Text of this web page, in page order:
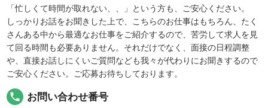
「忙しくて時間が取れない、、」という方も、ご安心ください。
しっかりお話をお聞きした上で、こちらのお仕事はもちろん、たく
さんある中から最適なお仕事をご紹介するので、苦労して求人を見
て回る時間も必要ありません。それだけでなく、面接の日程調整
や、直接お話しにくいご質問なども我々が代わりにお聞きするので
ご安心ください。ご応募お待ちしております。
local_phone お問い合わせ番号